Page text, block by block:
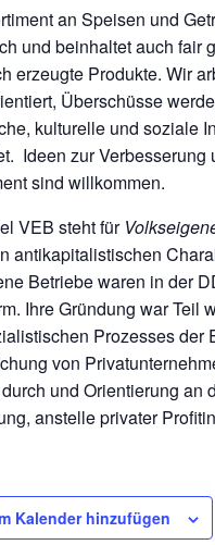
an Speisen und
und beinhaltet auch fair
erzeugte Produkte. Wir
Überschüsse
kulturelle und soziale
Ideen zur Verbesserung
sind willkommen.
VEB steht für
antikapitalistischen
Betriebe waren in der
Ihre Gründung war Teil
Prozesses der
von
und Orientierung an
anstelle privater
Kalender hinzufügen